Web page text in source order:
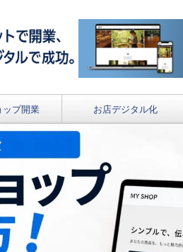
ップ開業 お店デジタル化